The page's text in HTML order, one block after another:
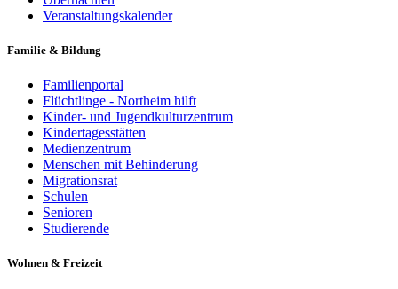
Veranstaltungskalender
Familie & Bildung
Familienportal
Flüchtlinge - Northeim hilft
Kinder- und Jugendkulturzentrum
Kindertagesstätten
Medienzentrum
Menschen mit Behinderung
Migrationsrat
Schulen
Senioren
Studierende
Wohnen & Freizeit